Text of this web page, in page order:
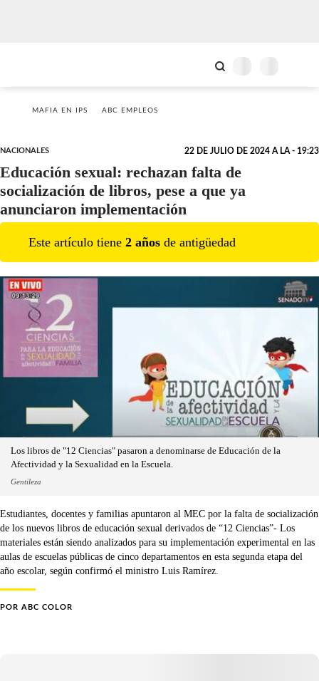
MAFIA EN IPS ABC EMPLEOS
NACIONALES 22 DE JULIO DE 2024 A LA - 19:23
Educación sexual: rechazan falta de
socialización de libros, pese a que ya
anunciaron implementación
Este artículo tiene 2 años de antigüedad
Los libros de "12 Ciencias" pasaron a denominarse de Educación de la
Afectividad y la Sexualidad en la Escuela.
Gentileza
Estudiantes, docentes y familias apuntaron al MEC por la falta de socialización
de los nuevos libros de educación sexual derivados de “12 Ciencias”- Los
materiales están siendo analizados para su implementación experimental en las
aulas de escuelas públicas de cinco departamentos en esta segunda etapa del
año escolar, según confirmó el ministro Luis Ramírez.
POR ABC COLOR